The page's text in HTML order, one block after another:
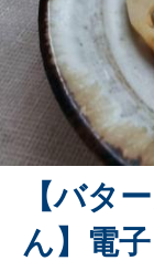
【バタ
ん】電